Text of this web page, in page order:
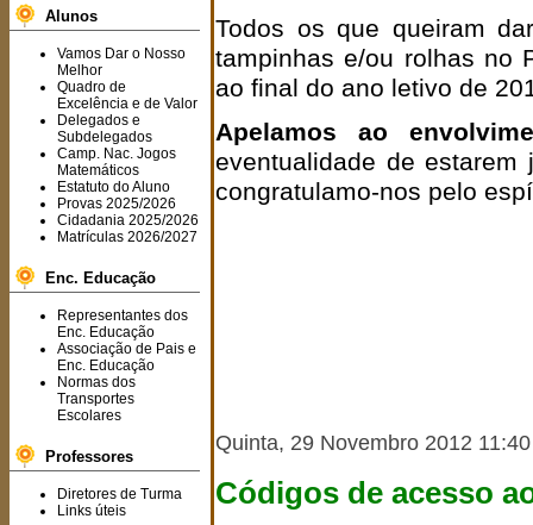
Alunos
Vamos Dar o Nosso
Melhor
Quadro de
Excelência e de Valor
Delegados e
Subdelegados
Camp. Nac. Jogos
Matemáticos
Estatuto do Aluno
Provas 2025/2026
Cidadania 2025/2026
Matrículas 2026/2027
Enc. Educação
Representantes dos
Enc. Educação
Associação de Pais e
Enc. Educação
Normas dos
Transportes
Escolares
Professores
Diretores de Turma
Links úteis
Todos os que queiram
tampinhas e/ou rolhas no
ao final do ano letivo de
Apelamos ao
eventualidade de
congratulamo-nos pelo
Quinta, 29 Novembro 2012 11:40
Códigos de acesso